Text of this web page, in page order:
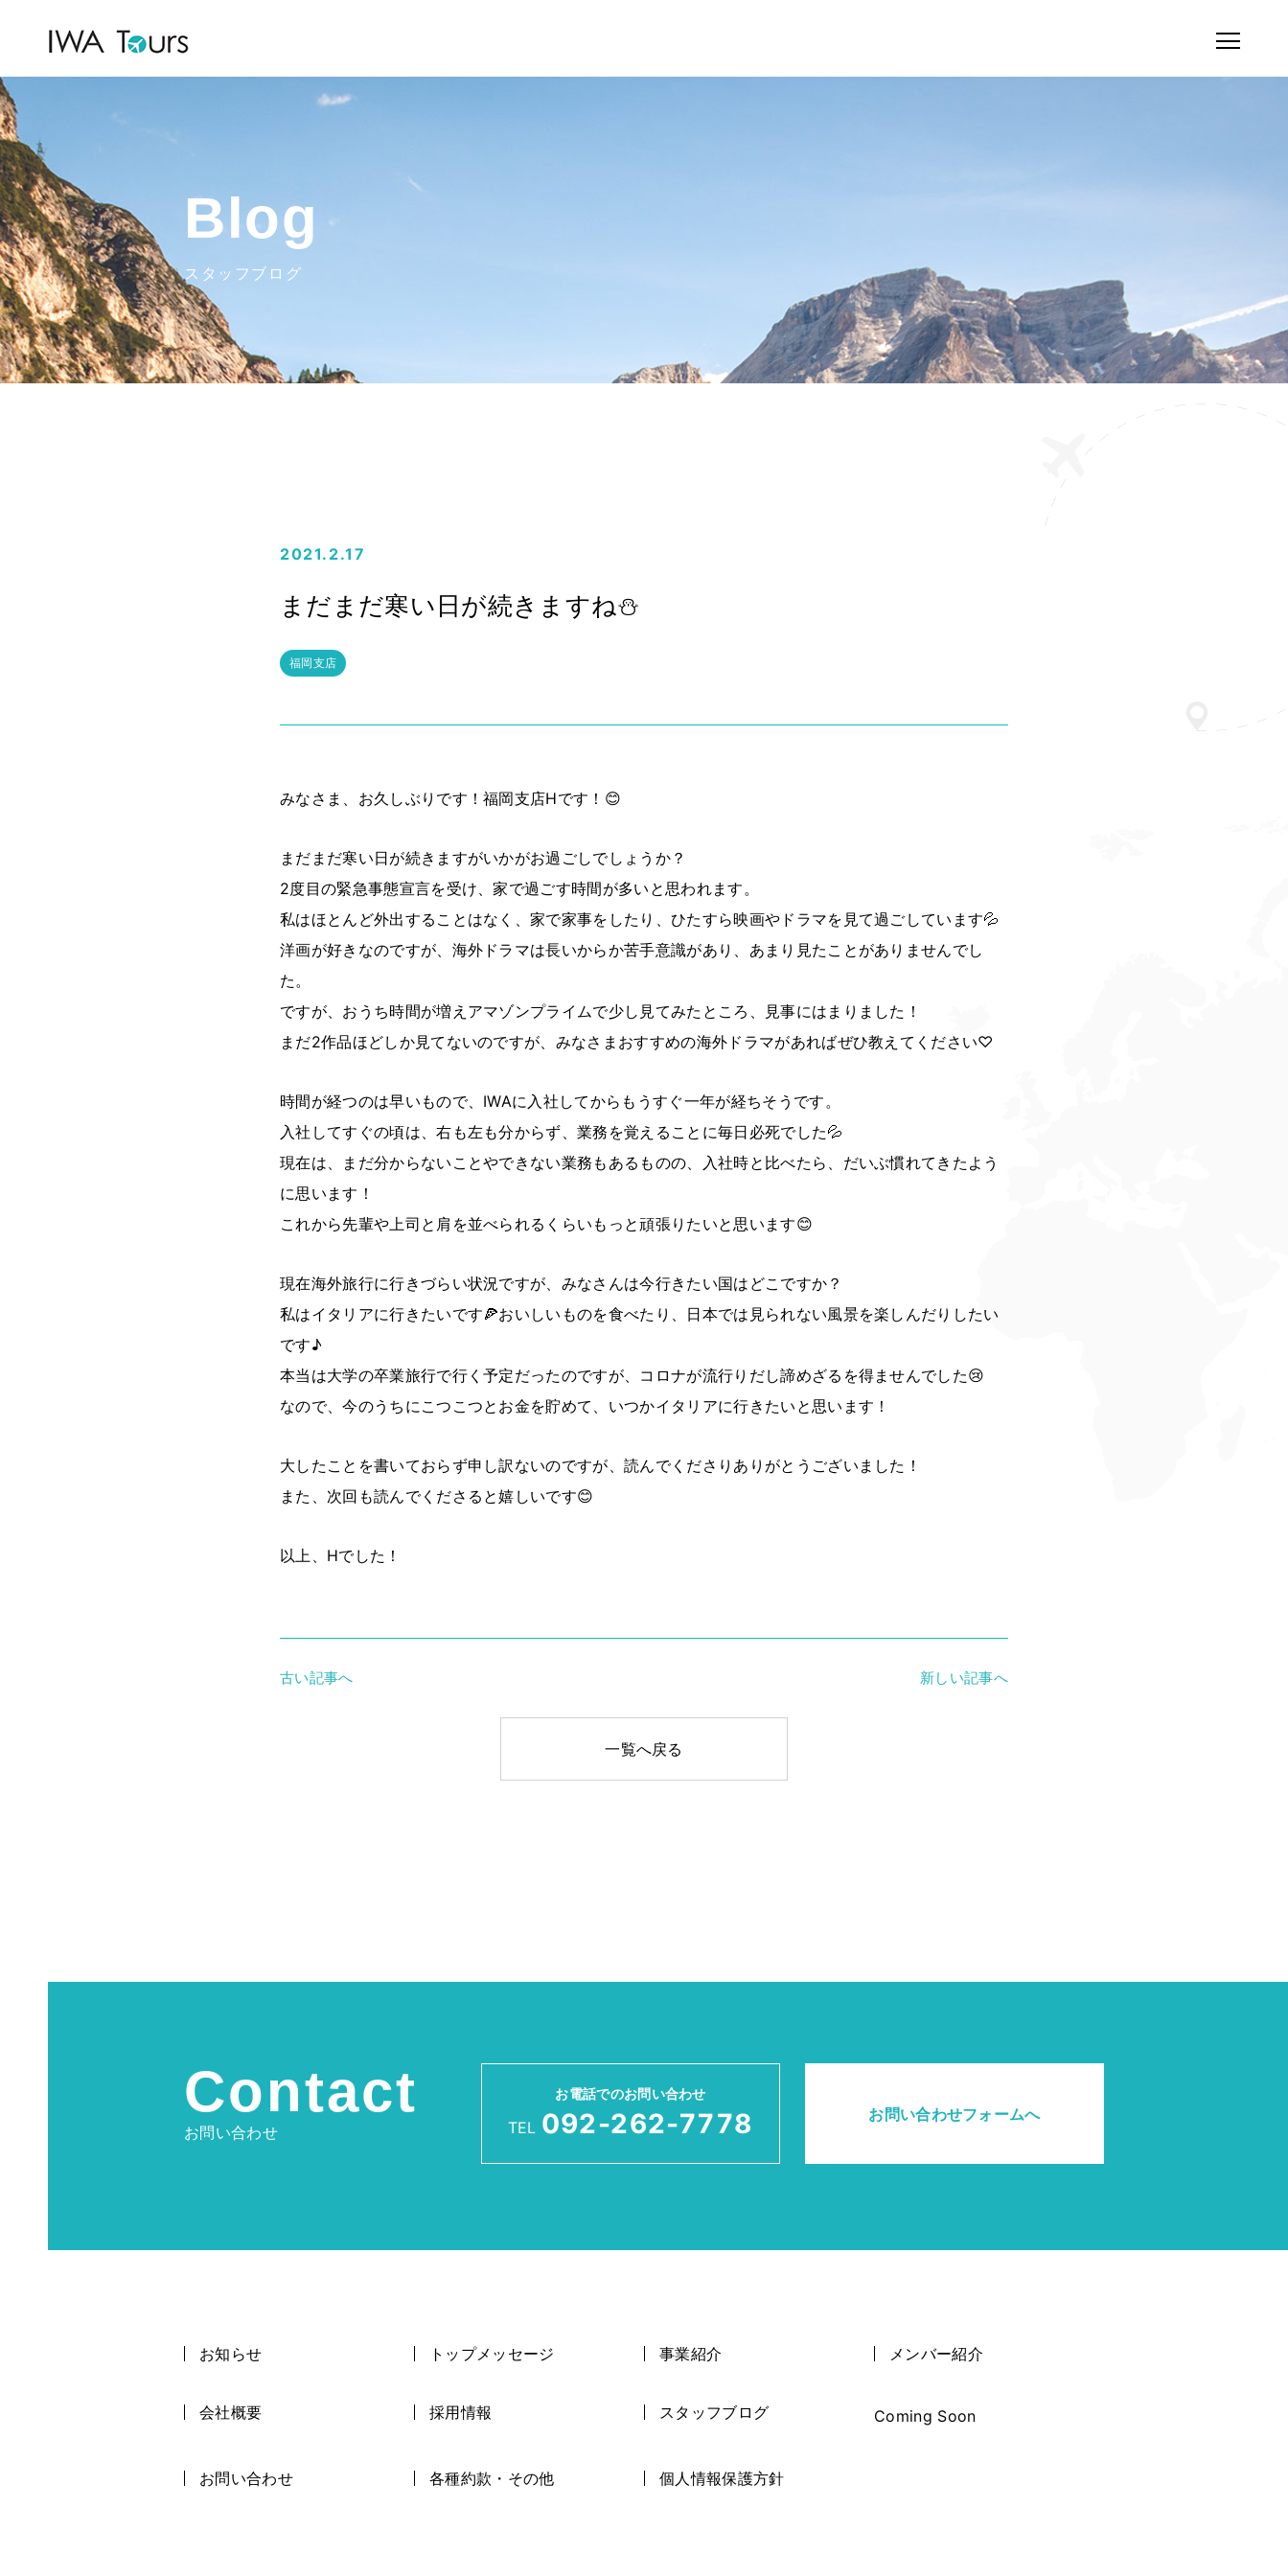
Blog
スタッフブログ
2021.2.17
まだまだ寒い日が続きますね⛄
福岡支店
みなさま、お久しぶりです！福岡支店Hです！😊
まだまだ寒い日が続きますがいかがお過ごしでしょうか？
2度目の緊急事態宣言を受け、家で過ごす時間が多いと思われます。
私はほとんど外出することはなく、家で家事をしたり、ひたすら映画やドラマを見て過ごしています💦
洋画が好きなのですが、海外ドラマは長いからか苦手意識があり、あまり見たことがありませんでし
た。
ですが、おうち時間が増えアマゾンプライムで少し見てみたところ、見事にはまりました！
まだ2作品ほどしか見てないのですが、みなさまおすすめの海外ドラマがあればぜひ教えてください♡
時間が経つのは早いもので、IWAに入社してからもうすぐ一年が経ちそうです。
入社してすぐの頃は、右も左も分からず、業務を覚えることに毎日必死でした💦
現在は、まだ分からないことやできない業務もあるものの、入社時と比べたら、だいぶ慣れてきたよう
に思います！
これから先輩や上司と肩を並べられるくらいもっと頑張りたいと思います😊
現在海外旅行に行きづらい状況ですが、みなさんは今行きたい国はどこですか？
私はイタリアに行きたいです🍕おいしいものを食べたり、日本では見られない風景を楽しんだりしたい
です♪
本当は大学の卒業旅行で行く予定だったのですが、コロナが流行りだし諦めざるを得ませんでした😢
なので、今のうちにこつこつとお金を貯めて、いつかイタリアに行きたいと思います！
大したことを書いておらず申し訳ないのですが、読んでくださりありがとうございました！
また、次回も読んでくださると嬉しいです😊
以上、Hでした！
古い記事へ 新しい記事へ
一覧へ戻る
Contact
お問い合わせ
お電話でのお問い合わせ
TEL 092-262-7778 お問い合わせフォームへ
お知らせ トップメッセージ 事業紹介 メンバー紹介
会社概要 採用情報 スタッフブログ Coming Soon
お問い合わせ 各種約款・その他 個人情報保護方針